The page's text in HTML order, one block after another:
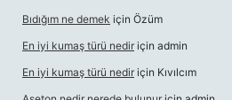
Bıdığım ne demek için Özüm
En iyi kumaş türü nedir için admin
En iyi kumaş türü nedir için Kıvılcım